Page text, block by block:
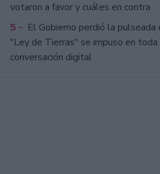
votaron a favor y cuáles en contra
5 - El Gobierno perdió la pulseada
"Ley de Tierras" se impuso en toda
conversación digital